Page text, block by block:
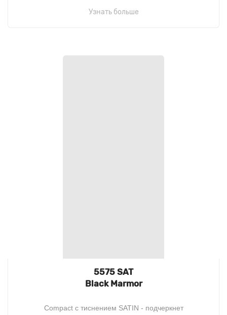
Узнать больше
5575 SAT
Black Marmor
Compact c тиснением SATIN - подчеркнет